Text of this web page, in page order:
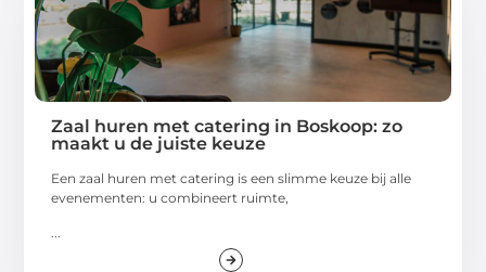
Zaal huren met catering in Boskoop: zo
maakt u de juiste keuze
Een zaal huren met catering is een slimme keuze bij alle
evenementen: u combineert ruimte,
...